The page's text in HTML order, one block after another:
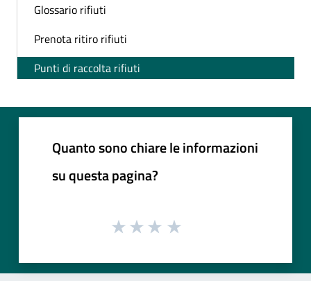
Glossario rifiuti
Prenota ritiro rifiuti
Punti di raccolta rifiuti
Quanto sono chiare le informazioni
su questa pagina?